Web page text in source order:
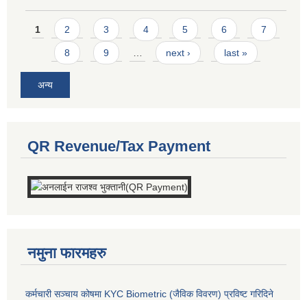
Pages
1 2 3 4 5 6 7
8 9 … next › last »
अन्य
QR Revenue/Tax Payment
नमुना फारमहरु
कर्मचारी सञ्चाय कोषमा KYC Biometric (जैविक विवरण) प्रविष्ट गरिदिने